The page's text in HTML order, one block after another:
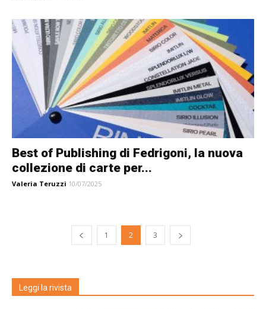
Best of Publishing di Fedrigoni, la nuova
collezione di carte per...
Valeria Teruzzi 10/07/2025
1 2 3
Leggi la rivista